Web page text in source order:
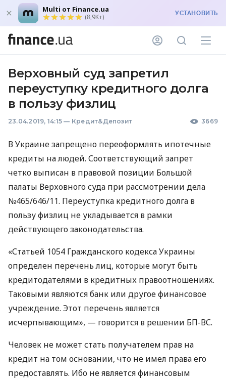
Multi от Finance.ua
(8,9K+) УСТАНОВИТЬ
Верховный суд запретил
переуступку кредитного долга
в пользу физлиц
23.04.2019, 14:15 — Кредит&Депозит 3669
В Украине запрещено переоформлять ипотечные
кредиты на людей. Соответствующий запрет
четко выписан в правовой позиции Большой
палаты Верховного суда при рассмотрении дела
№465/646/11. Переуступка кредитного долга в
пользу физлиц не укладывается в рамки
действующего законодательства.
«Статьей 1054 Гражданского кодекса Украины
определен перечень лиц, которые могут быть
кредитодателями в кредитных правоотношениях.
Таковыми являются банк или другое финансовое
учреждение. Этот перечень является
исчерпывающим», — говорится в решении БП-ВС.
Человек не может стать получателем прав на
кредит на том основании, что не имел права его
предоставлять. Ибо не является финансовым